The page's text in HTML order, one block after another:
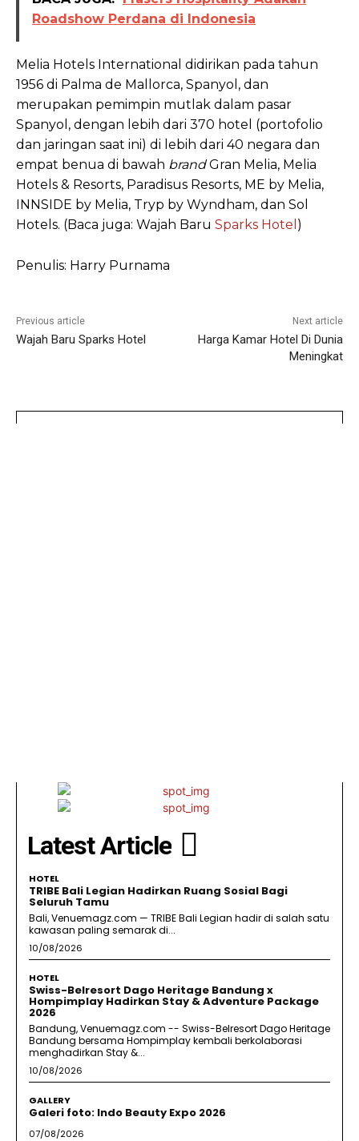
Roadshow Perdana di Indonesia
Melia Hotels International didirikan pada tahun
1956 di Palma de Mallorca, Spanyol, dan
merupakan pemimpin mutlak dalam pasar
Spanyol, dengan lebih dari 370 hotel (portofolio
dan jaringan saat ini) di lebih dari 40 negara dan
empat benua di bawah brandGran Melia, Melia
Hotels & Resorts, Paradisus Resorts, ME by Melia,
INNSIDE by Melia, Tryp by Wyndham, dan Sol
Hotels. (Baca juga: Wajah Baru Sparks Hotel )
Penulis: Harry Purnama
Previous article
Wajah Baru Sparks Hotel
Next article
Harga Kamar Hotel Di Dunia
Meningkat
Latest Article
HOTEL
TRIBE Bali Legian Hadirkan Ruang Sosial Bagi
Seluruh Tamu
Bali, Venuemagz.com — TRIBE Bali Legian hadir di salah satu
kawasan paling semarak di...
10/08/2026
HOTEL
Swiss-Belresort Dago Heritage Bandung x
Hompimplay Hadirkan Stay & Adventure Package
2026
Bandung, Venuemagz.com -- Swiss-Belresort Dago Heritage
Bandung bersama Hompimplay kembali berkolaborasi
menghadirkan Stay &...
10/08/2026
GALLERY
Galeri foto: Indo Beauty Expo 2026
07/08/2026